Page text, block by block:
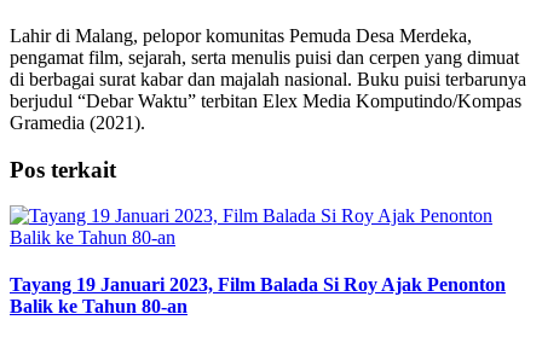
Lahir di Malang, pelopor komunitas Pemuda Desa Merdeka,
pengamat film, sejarah, serta menulis puisi dan cerpen yang dimuat
di berbagai surat kabar dan majalah nasional. Buku puisi terbarunya
berjudul “Debar Waktu” terbitan Elex Media Komputindo/Kompas
Gramedia (2021).
Pos terkait
Tayang 19 Januari 2023, Film Balada Si Roy Ajak Penonton
Balik ke Tahun 80-an